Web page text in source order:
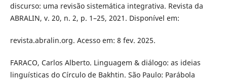
discurso: uma revisão sistemática integrativa. Revista da
ABRALIN, v. 20, n. 2, p. 1–25, 2021. Disponível em:
revista.abralin.org. Acesso em: 8 fev. 2025.
FARACO, Carlos Alberto. Linguagem & diálogo: as ideias
linguísticas do Círculo de Bakhtin. São Paulo: Parábola